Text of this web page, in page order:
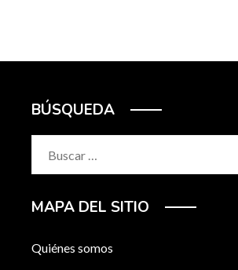
BÚSQUEDA
MAPA DEL SITIO
Quiénes somos